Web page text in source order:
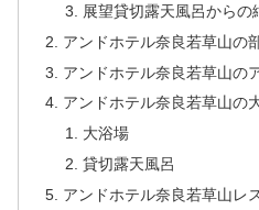
展望貸切露天風呂からの
アンドホテル奈良若草山の
アンドホテル奈良若草山の
アンドホテル奈良若草山の
大浴場
貸切露天風呂
アンドホテル奈良若草山レ